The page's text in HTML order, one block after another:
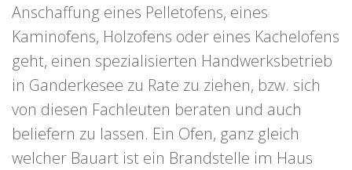
Anschaffung eines Pelletofens, eines
Kaminofens, Holzofens oder eines Kachelofens
geht, einen spezialisierten Handwerksbetrieb
in Ganderkesee zu Rate zu ziehen, bzw. sich
von diesen Fachleuten beraten und auch
beliefern zu lassen. Ein Ofen, ganz gleich
welcher Bauart ist ein Brandstelle im Haus